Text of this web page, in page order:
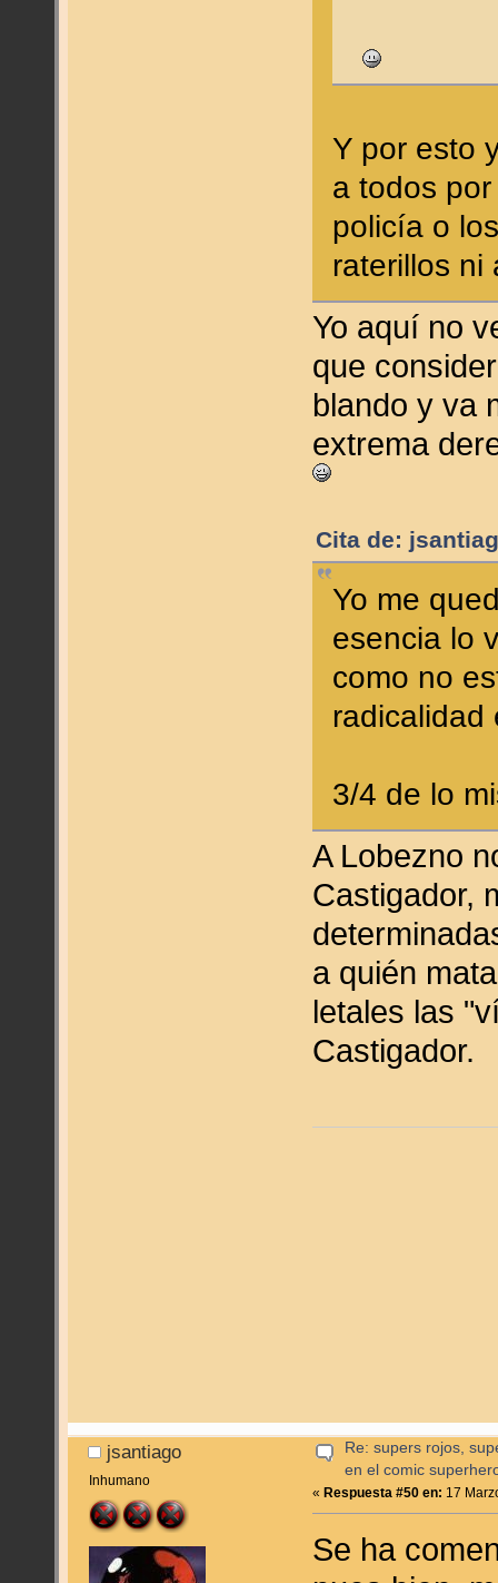
Y por esto
a todos
policía o
raterillos ni
Yo aquí no
que
blando y va
extrema
Cita de:
Yo me
esencia lo
como no
3/4 de lo
A Lobezno
Castigador,
a quién
letales las
Castigador.
jsantiago
Inhumano
Re: supers rojos,
en el comic
«Respuesta #50 en: 17
Se ha